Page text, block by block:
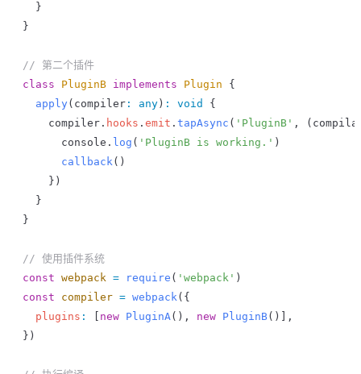
  }
}
// 第二个插件
class PluginB implements Plugin {
  apply
( compiler : any ) : void
{
    compiler
. hooks . emit . tapAsync ( 'PluginB' , (
      console
. log ( 'PluginB is working.' )
      callback
()
    })
  }
}
// 使用插件系统
const webpack = require ( 'webpack' )
const compiler = webpack({
  plugins
: new PluginA(), new PluginB()],
})